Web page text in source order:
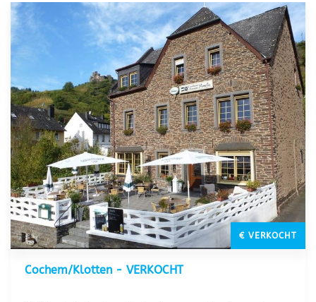
€ VERKOCHT
Cochem/Klotten - VERKOCHT